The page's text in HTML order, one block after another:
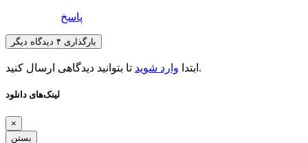
پاسخ
بارگذاری ۴ دیدگاه دیگر
ابتدا وارد شوید تا بتوانید دیدگاهی ارسال کنید.
لینک‌های دانلود
×
بستن